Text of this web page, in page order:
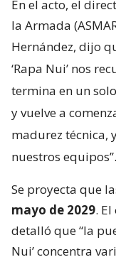
En el acto, el
la Armada
Hernández, dijo
‘Rapa Nui’ nos
termina en un
y vuelve a
madurez técnica,
nuestros equipos”.
Se proyecta que
mayo de 2029.
detalló que “la
Nui’ concentra